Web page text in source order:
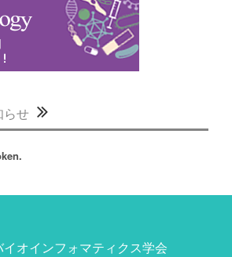
らせ
オインフォマティクス学会